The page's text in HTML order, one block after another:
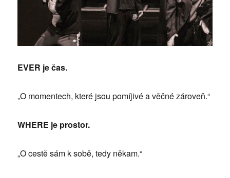
EVER je čas.
„O momentech, které jsou pomíjivé a věčné zároveň.“
WHERE je prostor.
„O cestě sám k sobě, tedy někam.“